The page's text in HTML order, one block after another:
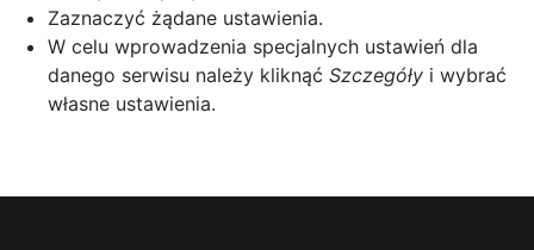
Zaznaczyć żądane ustawienia.
W celu wprowadzenia specjalnych ustawień dla
danego serwisu należy kliknąć Szczegóły i wybrać
własne ustawienia.